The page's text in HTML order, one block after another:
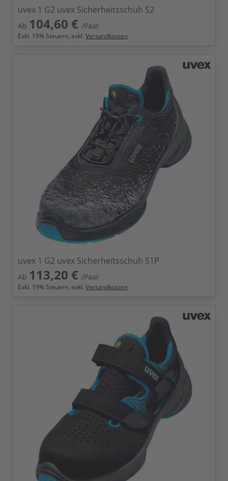
uvex 1 G2 uvex Sicherheitsschuh S2
Ab 104,60 € /Paar
Exkl. 19% Steuern, exkl. Versandkosten
uvex 1 G2 uvex Sicherheitsschuh S1P
Ab 113,20 € /Paar
Exkl. 19% Steuern, exkl. Versandkosten